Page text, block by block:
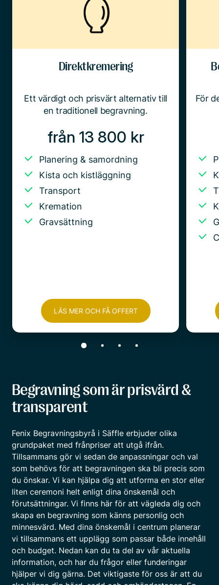
Direktkremering
Ett värdigt och prisvärt alternativ till
en traditionell begravning.
från 13 800 kr
Planering & samordning
Kista och kistläggning
Transport
Kremation
Gravsättning
LÄS MER OCH FÅ OFFERT
För
Begravning som är prisvärd &
transparent
Fenix Begravningsbyrå i Säffle erbjuder olika
grundpaket med frånpriser att utgå ifrån.
Tillsammans gör vi sedan de anpassningar och val
som behövs för att begravningen ska bli precis som
du önskar. Vi kan hjälpa dig att utforma en stor eller
liten ceremoni helt enligt dina önskemål och
förutsättningar. Vi finns här för att vägleda dig och
skapa en begravning som känns personlig och
minnesvärd. Med dina önskemål i centrum planerar
vi tillsammans ett upplägg som passar både innehåll
och budget. Nedan kan du ta del av vår aktuella
information, och har du frågor eller funderingar
hjälper vi dig gärna. Det viktigaste för oss är att du